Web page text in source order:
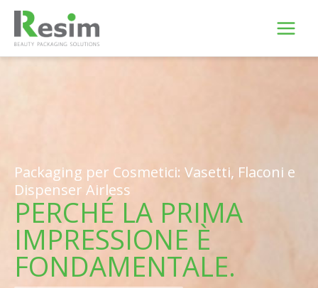
contenuto
Packaging per Cosmetici: Vasetti, Flaconi e
Dispenser Airless
PERCHÉ LA PRIMA
IMPRESSIONE È
FONDAMENTALE.